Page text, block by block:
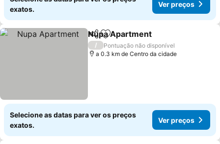
exatos.
Ver preços
PartilharAdicionar aos favoritos
Nupa Apartment
/
Pontuação não disponível
a 0.3 km de Centro da cidade
Selecione as datas para ver os preços
exatos.
Ver preços